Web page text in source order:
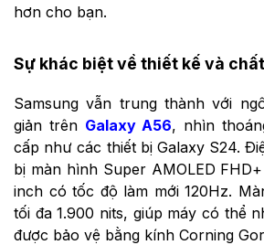
hơn cho bạn.
Sự khác biệt về thiết kế và
Samsung vẫn trung thành với
giản trên Galaxy A56, nhìn
cấp như các thiết bị Galaxy S24.
bị màn hình Super AMOLED
inch có tốc độ làm mới 120Hz.
tối đa 1.900 nits, giúp máy có thể
được bảo vệ bằng kính Corning